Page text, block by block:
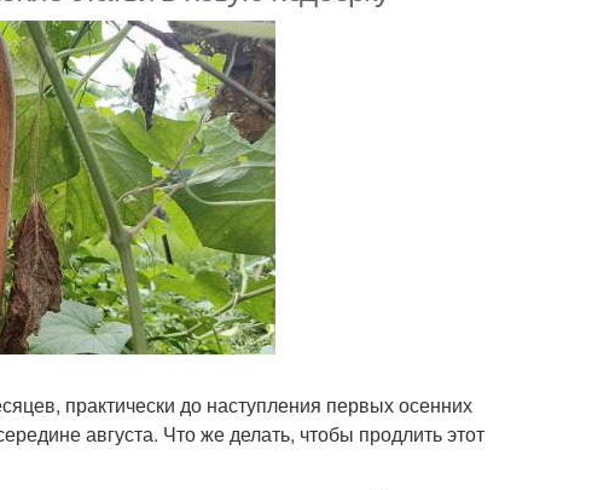
практически до наступления первых осенних
августа. Что же делать, чтобы продлить этот